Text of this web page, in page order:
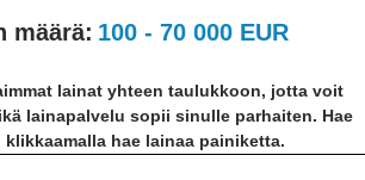
määrä: 100 - 70 000 EUR
lainat yhteen taulukkoon, jotta voit
lainapalvelu sopii sinulle parhaiten. Hae
klikkaamalla hae lainaa painiketta.